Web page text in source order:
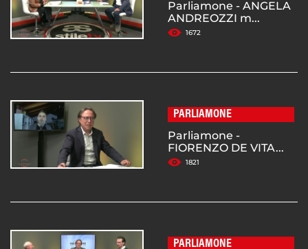
Parliamone - ANGELA
ANDREOZZI m...
1672
PARLIAMONE
Parliamone -
FIORENZO DE VITA...
1821
PARLIAMONE